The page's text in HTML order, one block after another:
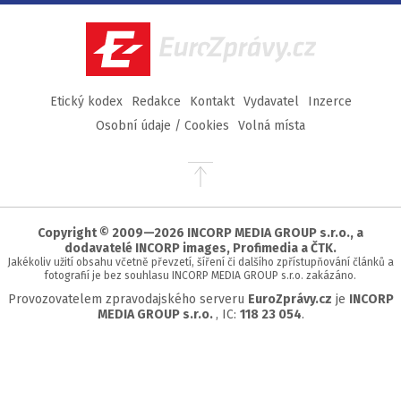
Facebook
TwitterInstagram
YouTube
EuroZprávy.cz
Etický kodex Redakce Kontakt Vydavatel
Inzerce
Osobní údaje / Cookies
Volná místa
Přejít
stránky
Copyright © 2009—2026 INCORP MEDIA GROUP s.r.o., a
dodavatelé INCORP images, Profimedia a ČTK.
Jakékoliv užití obsahu včetně převzetí, šíření či dalšího zpřístupňování článků a
fotografií je bez souhlasu INCORP MEDIA GROUP s.r.o. zakázáno.
Provozovatelem zpravodajského serveru EuroZprávy.cz je INCORP
MEDIA GROUP s.r.o. , IC: 118 23 054.